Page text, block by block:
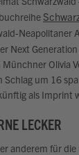
Neapolitaner
Next
Münchner Olivia
um 16
als Imprint
LECKER
anderem für die